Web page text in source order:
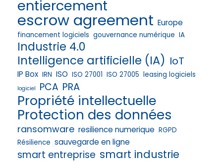
entiercement
escrow agreement Europe
financement logiciels gouvernance numérique IA
Industrie 4.0
Intelligence artificielle (IA) IoT
IP Box IRN ISO ISO 27001 ISO 27005 leasing logiciels
logiciel PCA PRA
Propriété intellectuelle
Protection des données
ransomware resilience numerique RGPD
Résilience sauvegarde en ligne
smart entreprise smart industrie